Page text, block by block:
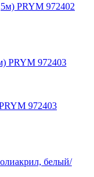
PRYM 972402
972403